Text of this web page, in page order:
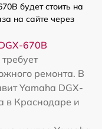
будет стоить на
на сайте через
670B
ремонта. В
Yamaha DGX-
в Краснодаре и